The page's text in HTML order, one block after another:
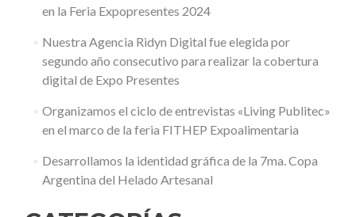
en la Feria Expopresentes 2024
Nuestra Agencia Ridyn Digital fue elegida por
segundo año consecutivo para realizar la cobertura
digital de Expo Presentes
Organizamos el ciclo de entrevistas «Living Publitec»
en el marco de la feria FITHEP Expoalimentaria
Desarrollamos la identidad gráfica de la 7ma. Copa
Argentina del Helado Artesanal